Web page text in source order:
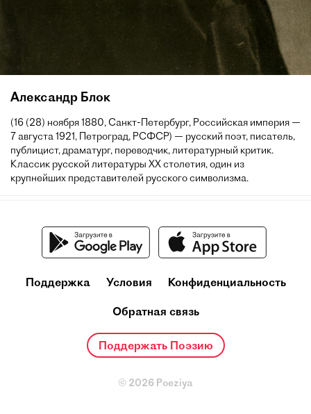
Александр Блок
(16 (28) ноября 1880, Санкт-Петербург, Российская империя —
7 августа 1921, Петроград, РСФСР) — русский поэт, писатель,
публицист, драматург, переводчик, литературный критик.
Классик русской литературы XX столетия, один из
крупнейших представителей русского символизма.
Поддержка Условия Конфиденциальность
Обратная связь
Поддержать Поэзию
© 2026 Poeziya